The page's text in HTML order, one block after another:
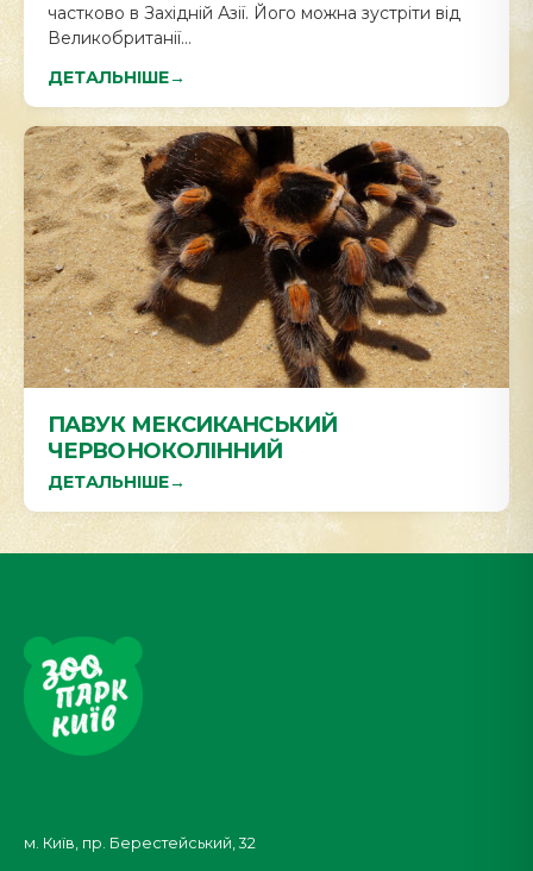
частково в Західній Азії. Його можна зустріти від
Великобританії...
ДЕТАЛЬНІШЕ→
ПАВУК МЕКСИКАНСЬКИЙ
ЧЕРВОНОКОЛІННИЙ
ДЕТАЛЬНІШЕ→
м. Київ, пр. Берестейський, 32